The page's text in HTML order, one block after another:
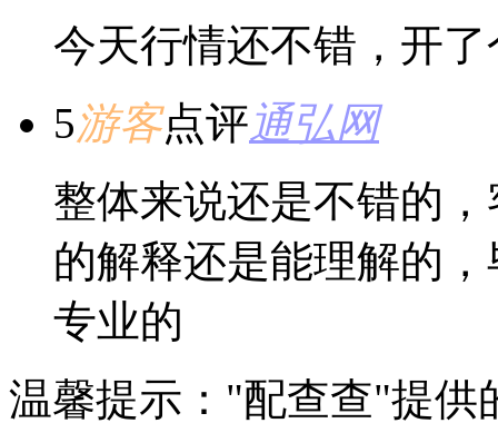
今天行情还不错，开
5游客点评通弘网
整体来说还是不错的
的解释还是能理解的
专业的
温馨提示："配查查"提供